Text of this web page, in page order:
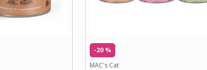
-20 %
MAC's Cat